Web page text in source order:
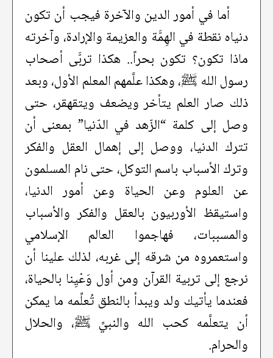
أما في أمور الدين والآخرة فيجب أن تكون
دنياه نقطة في الهِمَّة والعزيمة والإرادة، وآخرته
ماذا تكون؟ تكون بحراً.. هكذا تربَّى أصحاب
رسول الله ﷺ، وهكذا علَّمهم المعلم الأول، وبعد
ذلك صار العلم يتأخر ويضعف ويتقهقر، حتى
وصل إلى كلمة “الزّهد في الدّنيا” بمعنى أن
تترك الدنيا، ووصل إلى إهمال العقل والفكر
وترك الأسباب باسم التوكل، حتى نام المسلمون
عن العلوم وعن الحياة وعن أمور الدنيا،
واستيقظ الأوربيون بالعقل والفكر والأسباب
والمسببات، فهاجموا العالم الإسلامي
واستعمروه من شرقه إلى غربه، لذلك علينا أن
نرجع إلى تربية القرآن ومن أول وَعْيِنا بالحياة،
فعندما يأتيك ولد ويبدأ بالنطق تُعلِّمه ما يمكن
أن يتعلَّمه كحب الله والنبيِّ ﷺ، والحلال
والحرام.